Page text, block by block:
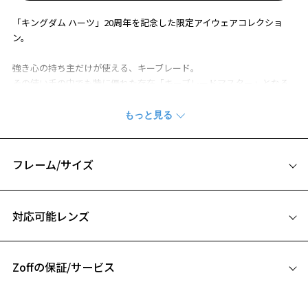
「キングダム ハーツ」20周年を記念した限定アイウェアコレクショ
ン。
強き心の持ち主だけが使える、キーブレード。
その使い手の中でも特に優れた存在「キーブレードマスター」となる
ゥスのもとで修業に励んでいたが…。
る)先の内側につながりのお守りがデザインされ、3人の繋がりを表現
しています。
※柄や色味の出方に個体差があり、画像と異なる場合がございます。
※この商品は一部店舗で販売している商品になります。
フレーム/サイズ
B ブリッジ(鼻部分)の横幅：16mm
対応可能レンズ
Zoffの保証/サービス